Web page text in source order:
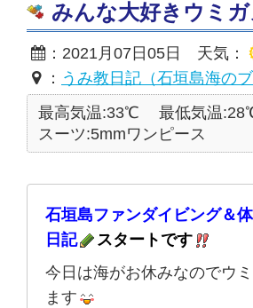
みんな大好きウミ
：2021月07日05日 天気：
： うみ教日記（石垣島海のブ
最高気温:33℃
最低気温
スーツ:5mmワンピース
石垣島ファンダイビング＆
日記
スタートです
今日は海がお休みなのでウ
ます